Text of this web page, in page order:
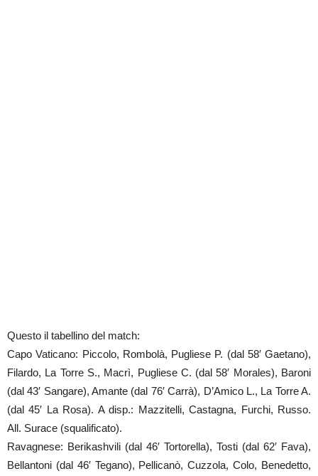
Questo il tabellino del match:
Capo Vaticano: Piccolo, Rombolà, Pugliese P. (dal 58′ Gaetano),
Filardo, La Torre S., Macrì, Pugliese C. (dal 58′ Morales), Baroni
(dal 43′ Sangare), Amante (dal 76′ Carrà), D’Amico L., La Torre A.
(dal 45′ La Rosa). A disp.: Mazzitelli, Castagna, Furchi, Russo.
All. Surace (squalificato).
Ravagnese: Berikashvili (dal 46′ Tortorella), Tosti (dal 62′ Fava),
Bellantoni (dal 46′ Tegano), Pellicanò, Cuzzola, Colo, Benedetto,